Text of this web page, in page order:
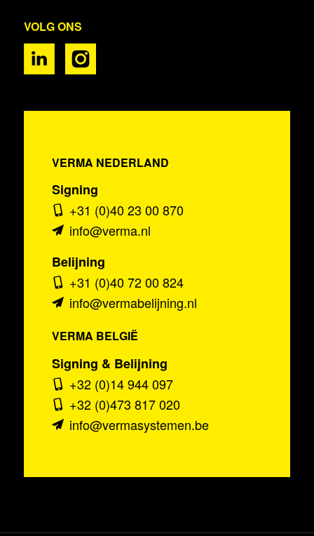
VOLG ONS
VERMA NEDERLAND
Signing
+31 (0)40 23 00 870
info@verma.nl
Belijning
+31 (0)40 72 00 824
info@vermabelijning.nl
VERMA BELGIË
Signing & Belijning
+32 (0)14 944 097
+32 (0)473 817 020
info@vermasystemen.be